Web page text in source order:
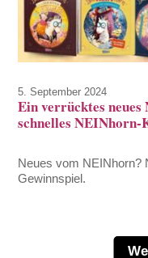
5. September 2024
Ein verrücktes
schnelles
Neues vom NEINhorn?
Gewinnspiel.